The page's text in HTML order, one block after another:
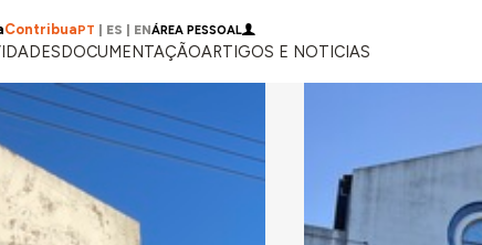
ContribuaPT ES ENÁREA PESSOAL
DOCUMENTAÇÃOARTIGOS E NOTICIAS